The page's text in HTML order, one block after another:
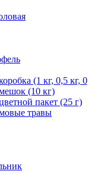
(1 кг, 0,5 кг,
(10 кг)
пакет (25 г)
травы